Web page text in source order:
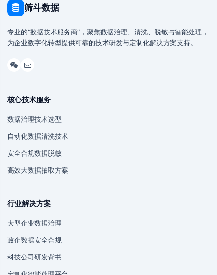
筛斗数据
专业的“数据技术服务商”，聚焦数据治理、清洗、脱敏与智能处理，
为企业数字化转型提供可靠的技术研发与定制化解决方案支持。
核心技术服务
数据治理技术选型
自动化数据清洗技术
安全合规数据脱敏
高效大数据抽取方案
行业解决方案
大型企业数据治理
政企数据安全合规
科技公司研发背书